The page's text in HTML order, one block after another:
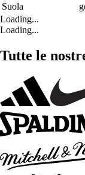
Suola
Loading...
Loading...
Tutte le